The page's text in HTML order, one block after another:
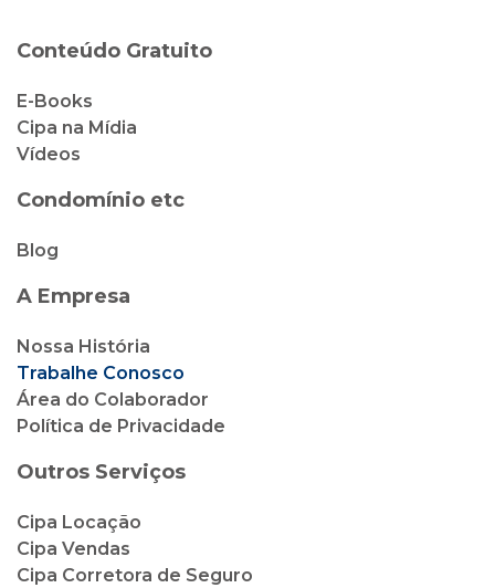
Conteúdo Gratuito
E-Books
Cipa na Mídia
Vídeos
Condomínio etc
Blog
A Empresa
Nossa História
Trabalhe Conosco
Área do Colaborador
Política de Privacidade
Outros Serviços
Cipa Locação
Cipa Vendas
Cipa Corretora de Seguro